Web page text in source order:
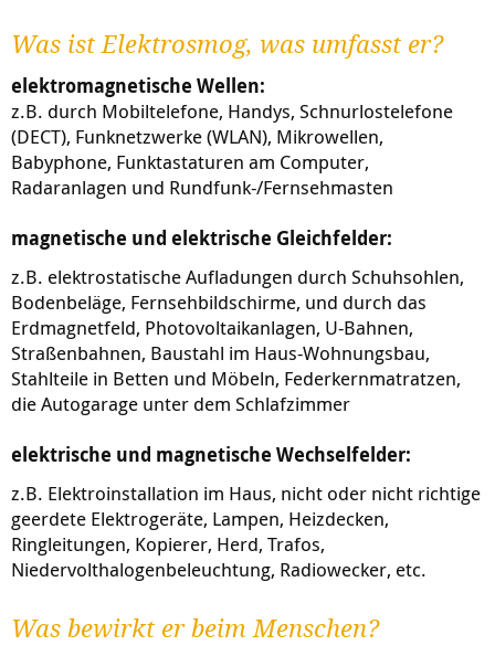
Was ist Elektrosmog, was umfasst er?
elektromagnetische Wellen:
z.B. durch Mobiltelefone, Handys, Schnurlostelefone
(DECT), Funknetzwerke (WLAN), Mikrowellen,
Babyphone, Funktastaturen am Computer,
Radaranlagen und Rundfunk-/Fernsehmasten
magnetische und elektrische Gleichfelder:
z.B. elektrostatische Aufladungen durch Schuhsohlen,
Bodenbeläge, Fernsehbildschirme, und durch das
Erdmagnetfeld, Photovoltaikanlagen, U-Bahnen,
Straßenbahnen, Baustahl im Haus-Wohnungsbau,
Stahlteile in Betten und Möbeln, Federkernmatratzen,
die Autogarage unter dem Schlafzimmer
elektrische und magnetische Wechselfelder:
z.B. Elektroinstallation im Haus, nicht oder nicht richtige
geerdete Elektrogeräte, Lampen, Heizdecken,
Ringleitungen, Kopierer, Herd, Trafos,
Niedervolthalogenbeleuchtung, Radiowecker, etc.
Was bewirkt er beim Menschen?